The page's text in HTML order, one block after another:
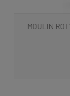
MOULIN